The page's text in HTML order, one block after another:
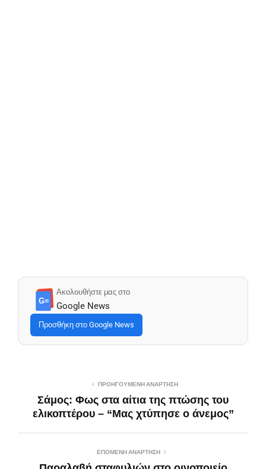
G≡
Ακολουθήστε μας στο
Google News
Προσθήκη στο Google News
ΠΡΟΗΓΟΎΜΕΝΗ ΑΝΆΡΤΗΣΗ
Σάμος: Φως στα αίτια της πτώσης του
ελικοπτέρου – “Μας χτύπησε ο άνεμος”
ΕΠΌΜΕΝΗ ΑΝΆΡΤΗΣΗ